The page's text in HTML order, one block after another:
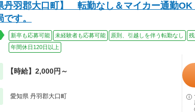
丹羽郡大口町】 転勤なし＆マイカー通勤
す。
新卒も応募可能 未経験者も応募可能 原則、引越しを伴う転勤なし
年間休日120日以上
【時給】2,000円～
愛知県 丹羽郡大口町